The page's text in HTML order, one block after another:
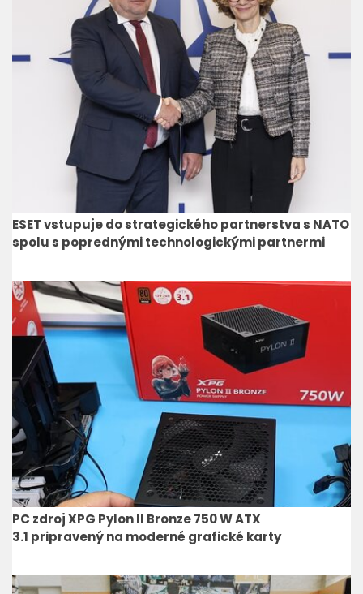
ESET vstupuje do strategického partnerstva s NATO
spolu s poprednými technologickými partnermi
PC zdroj XPG Pylon II Bronze 750 W ATX
3.1 pripravený na moderné grafické karty